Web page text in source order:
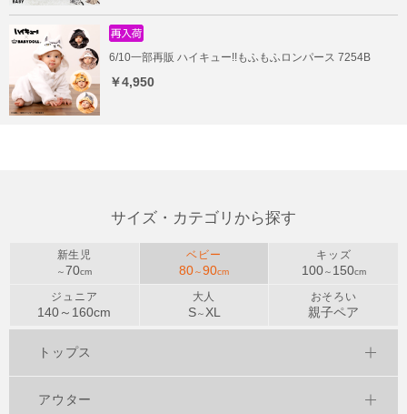
6/10一部再販 ハイキュー!!もふもふロンパース 7254B
￥4,950
サイズ・カテゴリから探す
新生児
～ 70cm
ベビー
80～90cm
キッズ
100～ 150cm
ジュニア
140～ 160cm
大人
S～ XL
おそろい
親子ペア
トップス
アウター